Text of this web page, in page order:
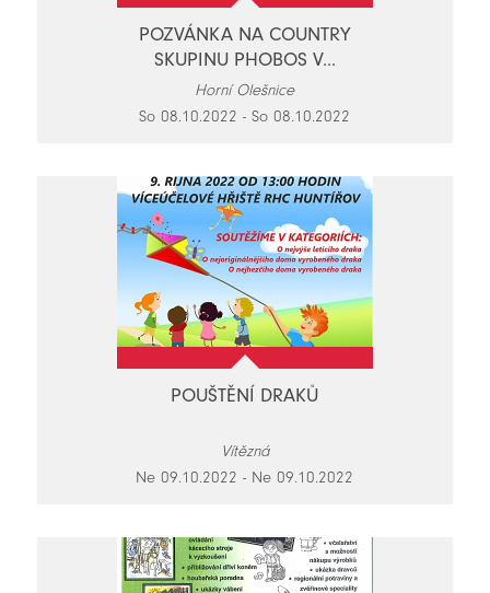
POZVÁNKA NA COUNTRY
SKUPINU PHOBOS V...
Horní Olešnice
So 08.10.2022 - So 08.10.2022
POUŠTĚNÍ DRAKŮ
Vítězná
Ne 09.10.2022 - Ne 09.10.2022